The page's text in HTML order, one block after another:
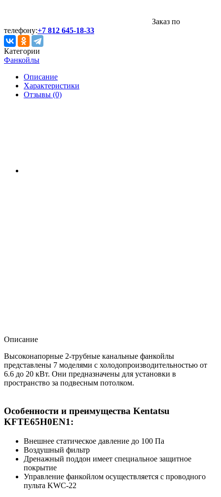
Заказ по
телефону:+7 812 645-18-33
Категории
Фанкойлы
Описание
Характеристики
Отзывы (0)
Описание
Высоконапорные 2-трубные канальные фанкойлы
представлены 7 моделями с холодопроизводительностью от
6.6 до 20 кВт. Они предназначены для установки в
пространство за подвесным потолком.
Особенности и преимущества Kentatsu
KFTE65H0EN1:
Внешнее статическое давление до 100 Па
Воздушный фильтр
Дренажный поддон имеет специальное защитное
покрытие
Управление фанкойлом осуществляется с проводного
пульта KWC-22